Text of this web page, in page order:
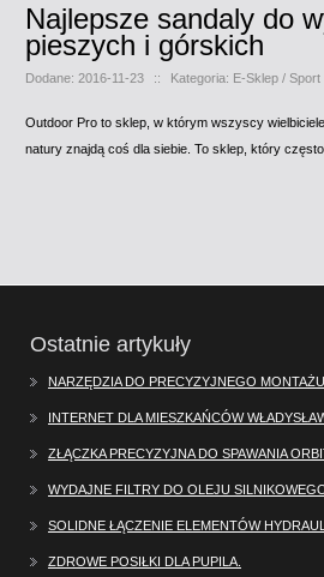
Najlepsze sandaly do
pieszych i górskich
Dodane: 2016-11-23 :: Kategoria: E-Sklep / Sport
Outdoor Pro to sklep, w którym wszyscy
natury znajdą coś dla siebie. To sklep, który
Ostatnie artykuły
NARZĘDZIA DO PRECYZYJNEGO
INTERNET DLA MIESZKAŃCÓW
ZŁĄCZKA PRECYZYJNA DO SPAWANIA
WYDAJNE FILTRY DO OLEJU
SOLIDNE ŁĄCZENIE ELEMENTÓW
ZDROWE POSIŁKI DLA PUPILA.